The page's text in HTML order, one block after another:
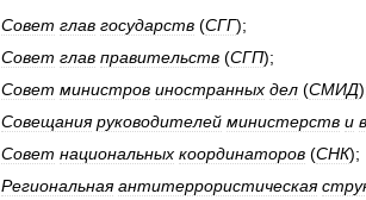
Совет глав государств (СГГ);
Совет глав правительств (СГП);
Совет министров иностранных дел (СМИД
Совещания руководителей министерств и
Совет национальных координаторов (СНК);
Региональная антитеррористическая